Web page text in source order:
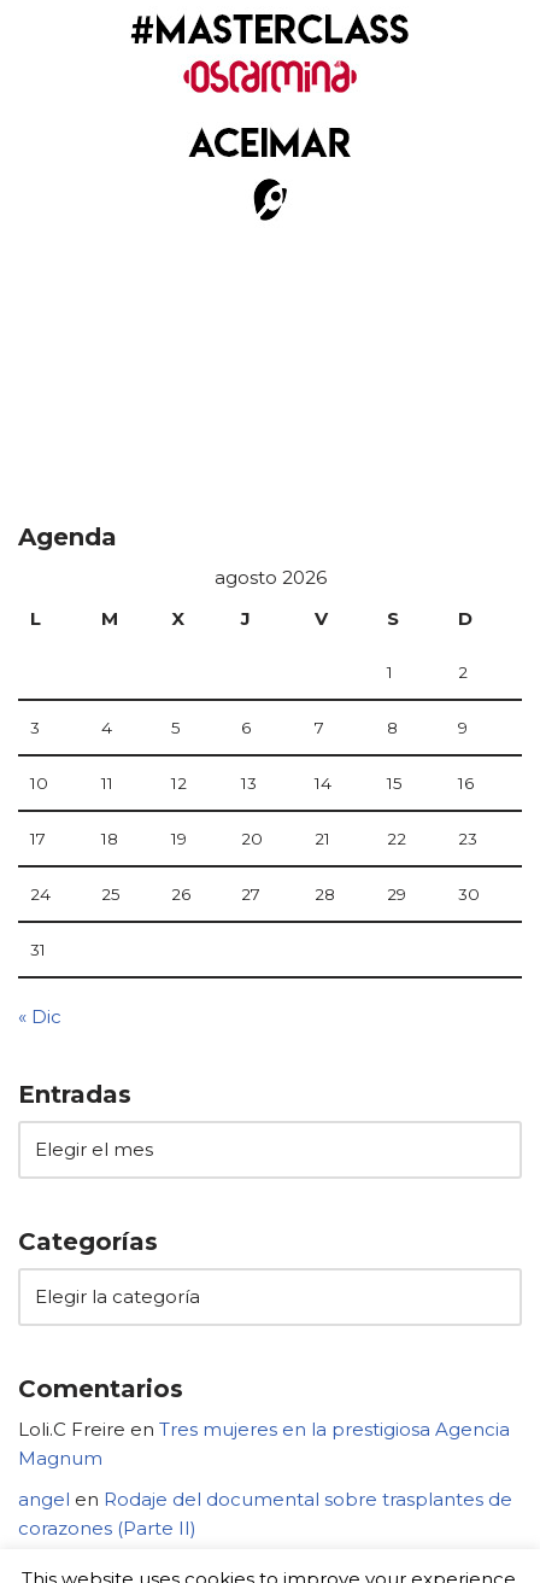
Agenda
agosto 2026
L
M X J V S D
1 2
3 4 5 6 7 8 9
10 11 12 13 14 15 16
17 18 19 20 21 22 23
24 25 26 27 28 29 30
31
« Dic
Entradas
Categorías
Comentarios
Loli.C Freire en Tres mujeres en la prestigiosa Agencia
Magnum
angel en Rodaje del documental sobre trasplantes de
corazones (Parte II)